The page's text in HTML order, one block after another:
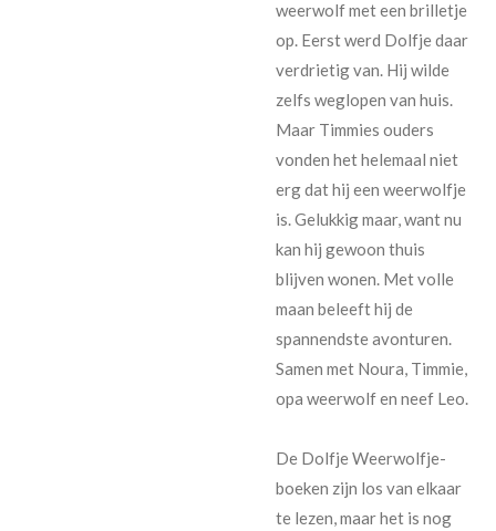
weerwolf met een brilletje
op. Eerst werd Dolfje daar
verdrietig van. Hij wilde
zelfs weglopen van huis.
Maar Timmies ouders
vonden het helemaal niet
erg dat hij een weerwolfje
is. Gelukkig maar, want nu
kan hij gewoon thuis
blijven wonen. Met volle
maan beleeft hij de
spannendste avonturen.
Samen met Noura, Timmie,
opa weerwolf en neef Leo.
De Dolfje Weerwolfje-
boeken zijn los van elkaar
te lezen, maar het is nog